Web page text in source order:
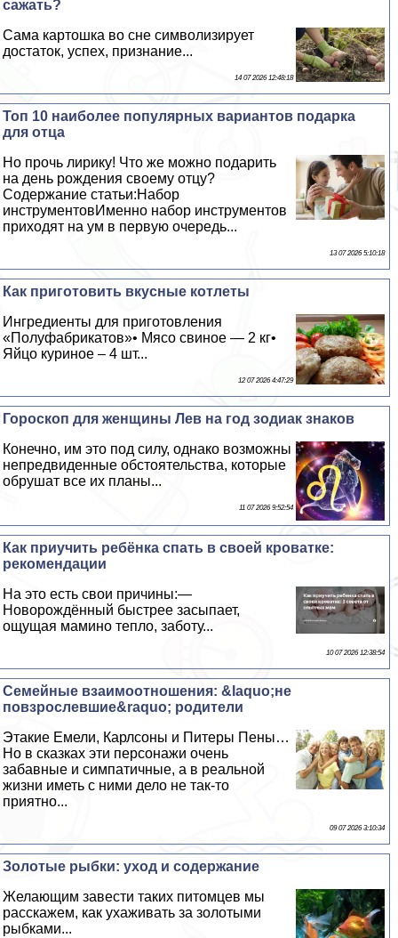
сажать?
Сама картошка во сне символизирует
достаток, успех, признание...
14 07 2026 12:48:18
Топ 10 наиболее популярных вариантов подарка
для отца
Но прочь лирику! Что же можно подарить
на день рождения своему отцу?
Содержание статьи:Набор
инструментовИменно набор инструментов
приходят на ум в первую очередь...
13 07 2026 5:10:18
Как приготовить вкусные котлеты
Ингредиенты для приготовления
«Полуфабрикатов»• Мясо свиное — 2 кг•
Яйцо куриное – 4 шт...
12 07 2026 4:47:29
Гороскоп для женщины Лев на год зодиак знаков
Конечно, им это под силу, однако возможны
непредвиденные обстоятельства, которые
обрушат все их планы...
11 07 2026 9:52:54
Как приучить ребёнка спать в своей кроватке:
рекомендации
На это есть свои причины:—
Новорождённый быстрее засыпает,
ощущая мамино тепло, заботу...
10 07 2026 12:38:54
Семейные взаимоотношения: &laquo;не
повзрослевшие&raquo; родители
Этакие Емели, Карлсоны и Питеры Пены…
Но в сказках эти персонажи очень
забавные и симпатичные, а в реальной
жизни иметь с ними дело не так-то
приятно...
09 07 2026 3:10:34
Золотые рыбки: уход и содержание
Желающим завести таких питомцев мы
расскажем, как ухаживать за золотыми
рыбками...